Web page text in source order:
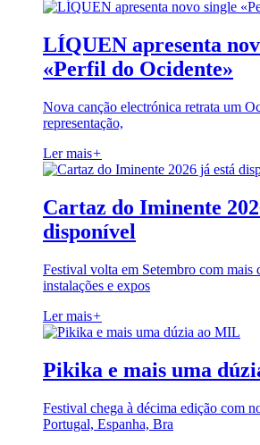
LÍQUEN apresenta
«Perfil do Ocidente»
Nova canção electrónica retrata um
representação,
Ler mais+
Cartaz do Iminente
disponível
Festival volta em Setembro com mais
instalações e expos
Ler mais+
Pikika e mais uma
Festival chega à décima edição com
Portugal, Espanha, Bra